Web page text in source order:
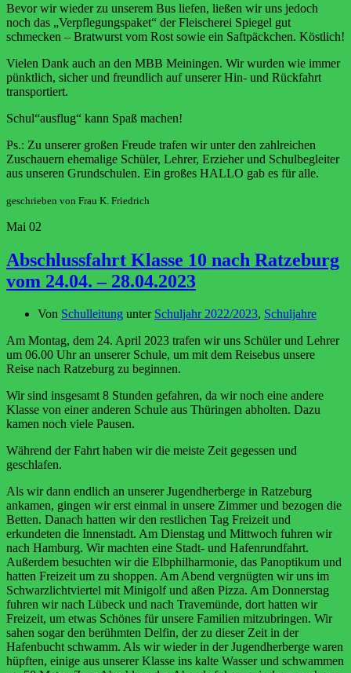
Bevor wir wieder zu unserem Bus liefen, ließen wir uns jedoch
noch das „Verpflegungspaket“ der Fleischerei Spiegel gut
schmecken – Bratwurst vom Rost sowie ein Saftpäckchen. Köstlich!
Vielen Dank auch an den MBB Meiningen. Wir wurden wie immer
pünktlich, sicher und freundlich auf unserer Hin- und Rückfahrt
transportiert.
Schul“ausflug“ kann Spaß machen!
Ps.: Zu unserer großen Freude trafen wir unter den zahlreichen
Zuschauern ehemalige Schüler, Lehrer, Erzieher und Schulbegleiter
aus unseren Grundschulen. Ein großes HALLO gab es für alle.
geschrieben von Frau K. Friedrich
Mai 02
Abschlussfahrt Klasse 10 nach Ratzeburg
vom 24.04. – 28.04.2023
Von Schulleitung unter Schuljahr 2022/2023, Schuljahre
Am Montag, dem 24. April 2023 trafen wir uns Schüler und Lehrer
um 06.00 Uhr an unserer Schule, um mit dem Reisebus unsere
Reise nach Ratzeburg zu beginnen.
Wir sind insgesamt 8 Stunden gefahren, da wir noch eine andere
Klasse von einer anderen Schule aus Thüringen abholten. Dazu
kamen noch viele Pausen.
Während der Fahrt haben wir die meiste Zeit gegessen und
geschlafen.
Als wir dann endlich an unserer Jugendherberge in Ratzeburg
ankamen, gingen wir erst einmal in unsere Zimmer und bezogen die
Betten. Danach hatten wir den restlichen Tag Freizeit und
erkundeten die Innenstadt. Am Dienstag und Mittwoch fuhren wir
nach Hamburg. Wir machten eine Stadt- und Hafenrundfahrt.
Außerdem besuchten wir die Elbphilharmonie, das Panoptikum und
hatten Freizeit um zu shoppen. Am Abend vergnügten wir uns im
Schwarzlichtviertel mit Minigolf und aßen Pizza. Am Donnerstag
fuhren wir nach Lübeck und nach Travemünde, dort hatten wir
Freizeit, um etwas Schönes für unsere Familien mitzubringen. Wir
sahen sogar den berühmten Delfin, der zu dieser Zeit in der
Hafenbucht schwamm. Als wir wieder in der Jugendherberge waren
hüpften, einige aus unserer Klasse ins kalte Wasser und schwammen